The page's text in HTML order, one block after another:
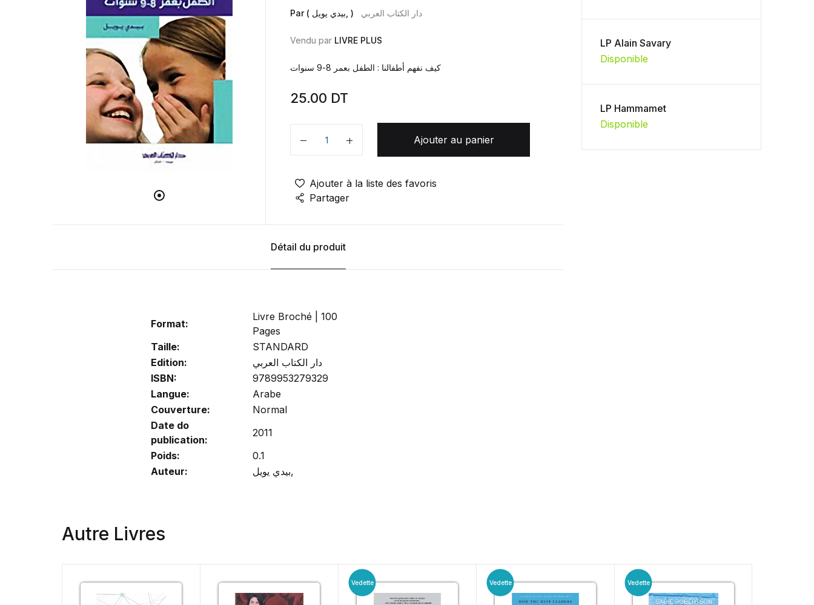
Par ( بيدي يويل, ) دار الكتاب العربي
Vendu par LIVRE PLUS
كيف نفهم أطفالنا : الطفل بعمر 8-9 سنوات
25.00 DT
Quantité
Ajouter au panier
Ajouter à la liste des favoris
Partager
Détail du produit
Format:
Livre Broché | 100
Pages
Taille:
STANDARD
Edition:
دار الكتاب العربي
ISBN:
9789953279329
Langue:
Arabe
Couverture:
Normal
Date do
publication:
2011
Poids:
0.1
Auteur:
بيدي يويل,
LP Alain Savary
Disponible
LP Hammamet
Disponible
Autre Livres
Vedette Vedette Vedette